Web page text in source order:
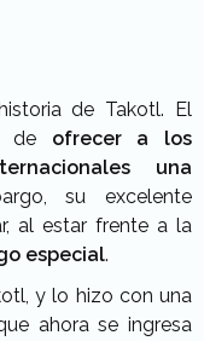
de Takotl. El
de ofrecer a los
una
su excelente
al estar frente a la
especial.
y lo hizo con una
ahora se ingresa